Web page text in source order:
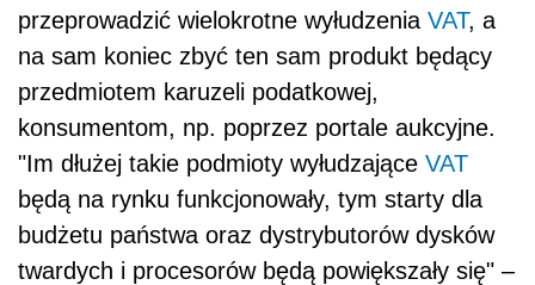
przeprowadzić wielokrotne wyłudzenia VAT, a
na sam koniec zbyć ten sam produkt będący
przedmiotem karuzeli podatkowej,
konsumentom, np. poprzez portale aukcyjne.
"Im dłużej takie podmioty wyłudzające VAT
będą na rynku funkcjonowały, tym starty dla
budżetu państwa oraz dystrybutorów dysków
twardych i procesorów będą powiększały się" –